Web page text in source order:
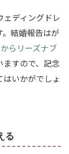
ェディングドレ
結婚報告はが
らリーズナブ
ますので、記念
いかがでしょ
る